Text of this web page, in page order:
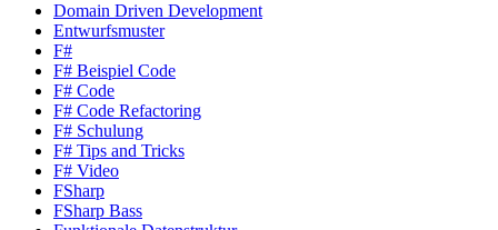
Domain Driven Development
Entwurfsmuster
F#
F# Beispiel Code
F# Code
F# Code Refactoring
F# Schulung
F# Tips and Tricks
F# Video
FSharp
FSharp Bass